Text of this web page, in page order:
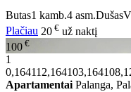
Butas1 kamb.4 asm.Dušas
Plačiau 20 € už naktį
100 €
1
Apartamentai Palanga,